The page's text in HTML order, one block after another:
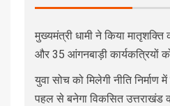
मुख्यमंत्री धामी ने किया
और 35 आंगनबाड़ी कार्यकत्रियों
युवा सोच को मिलेगी नीति निर्माण
पहल से बनेगा विकसित उत्तराखंड